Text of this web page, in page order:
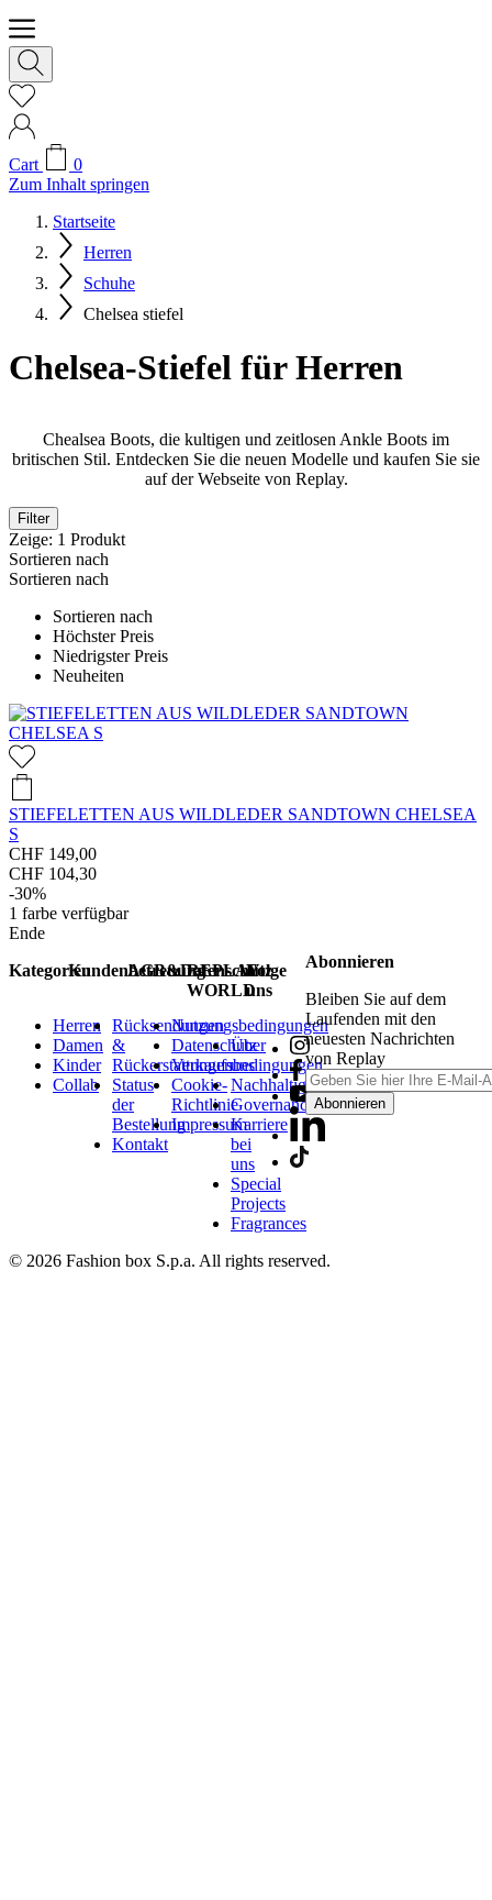
Cart
0
Zum Inhalt springen
Startseite
Herren
Schuhe
Chelsea stiefel
Chelsea-Stiefel für Herren
Chealsea Boots, die kultigen und zeitlosen Ankle Boots im
britischen Stil. Entdecken Sie die neuen Modelle und kaufen Sie sie
auf der Webseite von Replay.
Filter
Zeige: 1 Produkt
Sortieren nach
Sortieren nach
Sortieren nach
Höchster Preis
Niedrigster Preis
Neuheiten
STIEFELETTEN AUS WILDLEDER SANDTOWN CHELSEA
S
CHF 149,00
CHF 104,30
-30%
1 farbe verfügbar
Ende
Kategorien
Herren
Damen
Kinder
Collab
Kundenbetreuung
Rücksendungen
&
Rückerstattungen
Status
der
Bestellung
Kontakt
AGB&Datenschutz
Nutzungsbedingungen
Datenschutz
Verkaufsbedingungen
Cookie-
Richtlinie
Impressum
REPLAY
WORLD
Über
uns
Nachhaltigkeit
Governance
Karriere
bei
uns
Special
Projects
Fragrances
Folge
uns
Abonnieren
Bleiben Sie auf dem
Laufenden mit den
neuesten Nachrichten
von Replay
Abonnieren
© 2026 Fashion box S.p.a. All rights reserved.